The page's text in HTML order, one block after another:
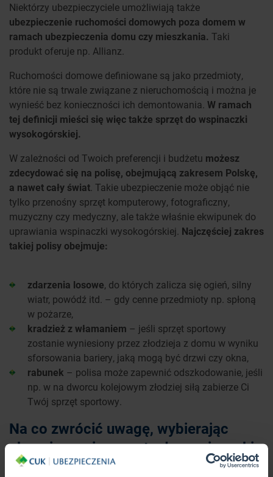
Niektórzy ubezpieczyciele umożliwiają także
ubezpieczenie ruchomości domowych poza domem w
ramach ubezpieczenia domu czy mieszkania. Taki
produkt oferuje np. Allianz.
Ruchomości domowe definiowane są jako przedmioty,
które nie są trwale związane z nieruchomością i można je
wynieść bez konieczności ich demontowania. W ramach
tej definicji mieści się więc także sprzęt do wspinaczki
wysokogórskiej.
W zależności od Twoich preferencji i budżetu możesz
zdecydować się na polisę, obejmującą zakresem Polskę,
a nawet cały świat. Takie ubezpieczenie może objąć nie
tylko przenośny sprzęt komputerowy, fotograficzny,
muzyczny czy medyczny, ale także właśnie ekwipunek do
uprawiania wspinaczki wysokogórskiej. Najczęściej zakres
takiej polisy obejmuje:
zdarzenia losowe, do których zalicza się ogień, silny
wiatr, powódź itd. – gdy cenne przedmioty np. spłoną
w pożarze,
kradzież z włamaniem – jeśli sprzęt sportowy
zostanie wyniesiony przez złodzieja z domu w wyniku
sforsowania bariery, jaką mogą być drzwi czy okna,
rabunek – polisa może zapewnić odszkodowanie, jeśli
np. w na dworcu kolejowym złodziej siłą zabierze Ci
Twój sprzęt sportowy.
Na co zwrócić uwagę, wybierając
ubezpieczenie sprzętu do wspinaczki
wysokogórskiej?